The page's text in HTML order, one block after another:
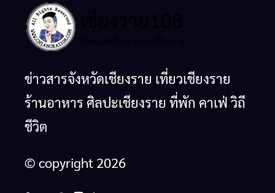
ข่าวสารจังหวัดเชียงราย เที่ยวเชียงราย
ร้านอาหาร ศิลปะเชียงราย ที่พัก คาเฟ่ วิถี
ชีวิต
© copyright 2026